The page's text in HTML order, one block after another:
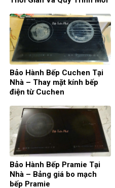
Bảo Hành Bếp Cuchen Tại
Nhà – Thay mặt kính bếp
điện từ Cuchen
Bảo Hành Bếp Pramie Tại
Nhà – Bảng giá bo mạch
bếp Pramie